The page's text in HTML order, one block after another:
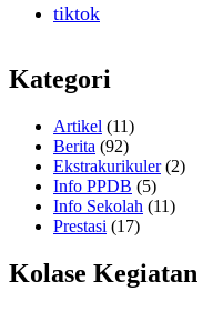
tiktok
Kategori
Artikel (11)
Berita (92)
Ekstrakurikuler(2)
Info PPDB (5)
Info Sekolah (11)
Prestasi (17)
Kolase Kegiatan